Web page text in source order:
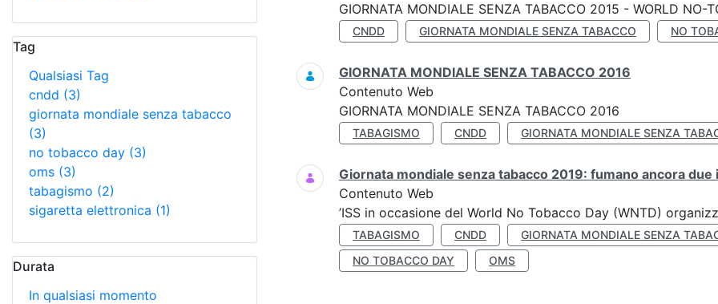
Tag
Qualsiasi Tag
cndd (3)
giornata mondiale senza tabacco
(3)
no tobacco day (3)
oms (3)
tabagismo (2)
sigaretta elettronica (1)
Durata
In qualsiasi momento
GIORNATA MONDIALE SENZA TABACCO 2015 - WORLD NO-
CNDD GIORNATA MONDIALE SENZA TABACCO NO
GIORNATA MONDIALE SENZA TABACCO 2016
Contenuto Web
GIORNATA MONDIALE SENZA TABACCO 2016
TABAGISMO CNDD GIORNATA MONDIALE SENZA
Giornata mondiale senza tabacco 2019: fumano ancora due
Contenuto Web
’ISS in occasione del World No Tobacco Day (WNTD)
TABAGISMO CNDD
GIORNATA MONDIALE SENZA
NO TOBACCO DAY
OMS